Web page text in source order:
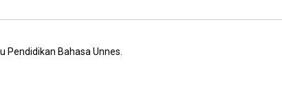
Pendidikan Bahasa Unnes.